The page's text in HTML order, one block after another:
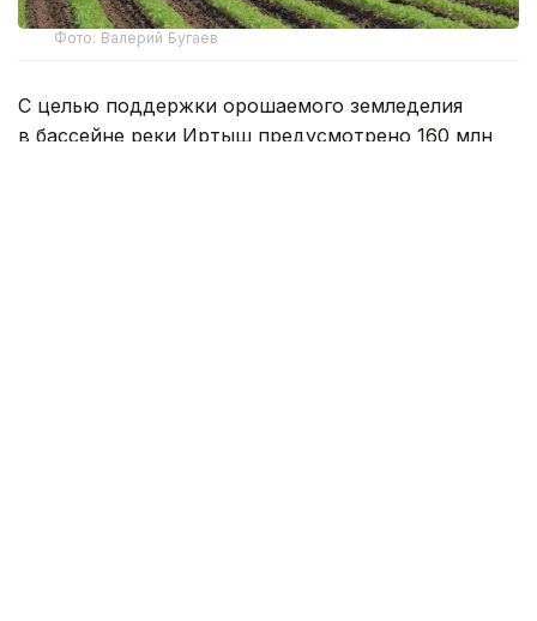
Фото: Валерий Бугаев
С целью поддержки орошаемого земледелия
в бассейне реки Иртыш предусмотрено 160 млн